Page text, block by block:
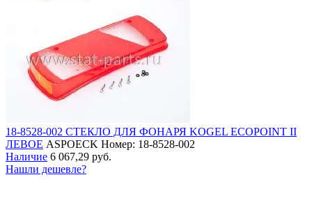
18-8528-002 СТЕКЛО ДЛЯ ФОНАРЯ KOGEL ECOPOINT II
ЛЕВОЕ ASPOECK Номер: 18-8528-002
Наличие 6 067,29 руб.
Нашли дешевле?